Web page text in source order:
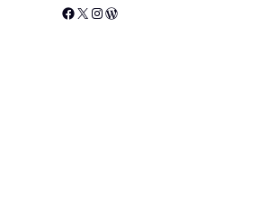
Facebook X Instagram WordPress